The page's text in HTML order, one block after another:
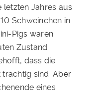
letzten Jahres aus
Schweinchen in
Pigs waren
Zustand.
dass die
sind. Aber
eines